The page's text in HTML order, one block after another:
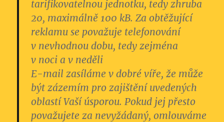
tarifikovatelnou jednotku, tedy zhruba
20, maximálně 100 kB. Za obtěžující
reklamu se považuje telefonování
v nevhodnou dobu, tedy zejména
v noci a v neděli
E-mail zasíláme v dobré víře, že může
být zázemím pro zajištění uvedených
oblastí Vaší úsporou. Pokud jej přesto
považujete za nevyžádaný, omlouváme